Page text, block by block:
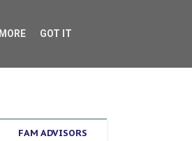
FAM ADVISORS
GOT IT